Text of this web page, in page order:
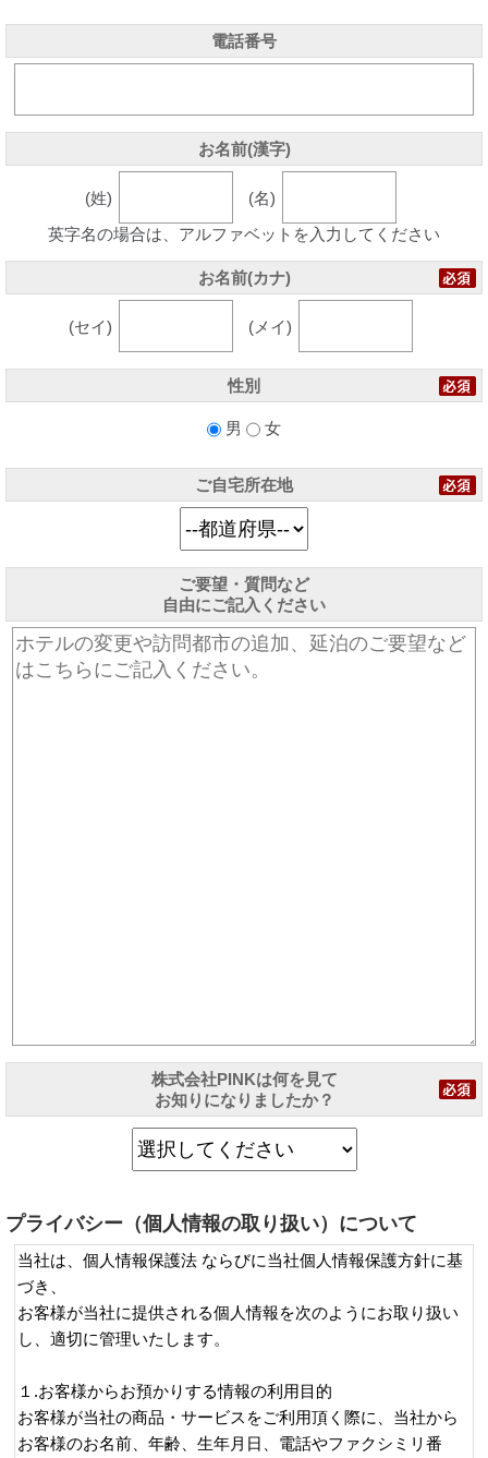
電話番号
お名前(漢字)
(姓)
(名)
英字名の場合は、アルファベットを入力してください
お名前(カナ)
(セイ) (メイ)
性別
男 女
ご自宅所在地
ご要望・質問など
自由にご記入ください
株式会社PINKは何を見て
お知りになりましたか？
プライバシー（個人情報の取り扱い）について